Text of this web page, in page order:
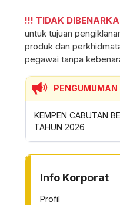
!!! TIDAK
untuk tujuan
produk dan
pegawai tanpa
PENGUMUMAN
TAKSIRAN
SUMBANGAN
ROYONG MBS
Info Korporat
Profil